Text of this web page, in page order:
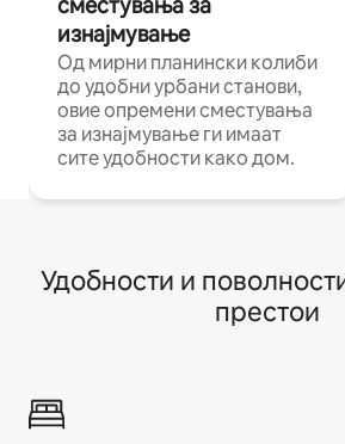
сместувања за
изнајмување
Од мирни планински колиби
до удобни урбани станови,
овие опремени сместувања
за изнајмување ги имаат
сите удобности како дом.
Удобности и
престои